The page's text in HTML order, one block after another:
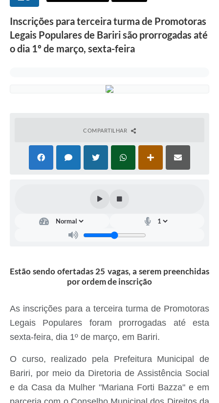
Inscrições para terceira turma de Promotoras
Legais Populares de Bariri são prorrogadas até
o dia 1º de março, sexta-feira
COMPARTILHAR
Estão sendo ofertadas 25 vagas, a serem preenchidas
por ordem de inscrição
As inscrições para a terceira turma de Promotoras
Legais Populares foram prorrogadas até esta
sexta-feira, dia 1º de março, em Bariri.
O curso, realizado pela Prefeitura Municipal de
Bariri, por meio da Diretoria de Assistência Social
e da Casa da Mulher "Mariana Forti Bazza" e em